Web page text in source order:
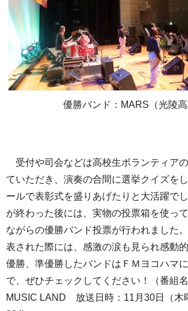
優勝バンド：MARS（光陵高
受付や司会などは高校生ボランティア
ていただき、演奏の合間に選挙クイズを
ールで表彰式を盛りあげたりと大活躍で
が終わった後には、実物の投票箱を使っ
ながらの優勝バンド投票が行われました
表された際には、感激の涙も見られ感動的
優勝、準優勝したバンドはＦＭヨコハマ
で、ぜひチェックしてください！（番組
MUSIC LAND 放送日時：11月30日（木